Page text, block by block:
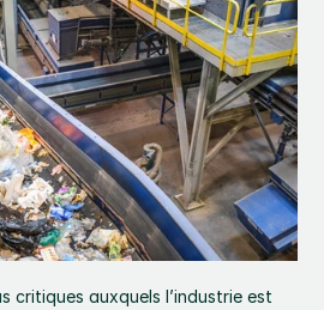
critiques auxquels l’industrie est